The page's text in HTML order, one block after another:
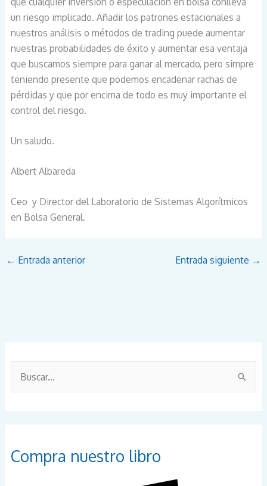
un riesgo implicado. Añadir los patrones estacionales a
nuestros análisis o métodos de trading puede aumentar
nuestras probabilidades de éxito y aumentar esa ventaja
que buscamos siempre para ganar al mercado, pero simpre
teniendo presente que podemos encadenar rachas de
pérdidas y que por encima de todo es muy importante el
control del riesgo.
Un saludo.
Albert Albareda
Ceo y Director del Laboratorio de Sistemas Algorítmicos
en Bolsa General.
← Entrada anterior Entrada siguiente →
rCompra nuestro libro